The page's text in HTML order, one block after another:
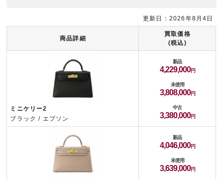
商品詳細
買取価格
(税込)
ミニケリー2
ブラック / エプソン
新品
4,229,000
未使用
3,808,000
中古
3,380,000
新品
4,046,000
未使用
3,639,000
更新日：2026年8月4日